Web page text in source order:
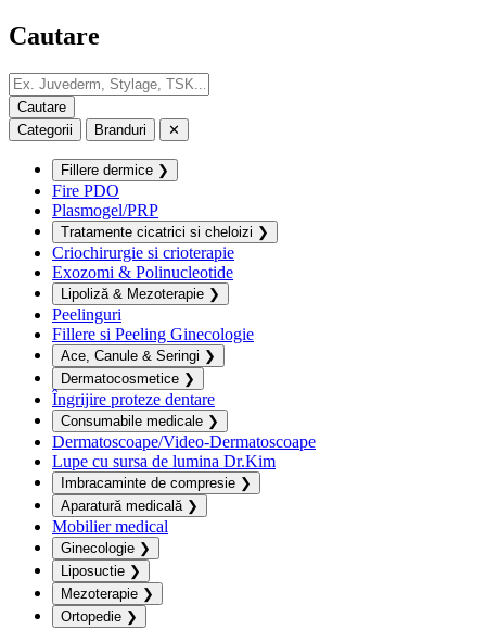
Cautare
Categorii Branduri ✕
Fillere dermice ❯
Fire PDO
Plasmogel/PRP
Tratamente cicatrici si cheloizi ❯
Criochirurgie si crioterapie
Exozomi & Polinucleotide
Lipoliză & Mezoterapie ❯
Peelinguri
Fillere si Peeling Ginecologie
Ace, Canule & Seringi ❯
Dermatocosmetice ❯
Îngrijire proteze dentare
Consumabile medicale ❯
Dermatoscoape/Video-Dermatoscoape
Lupe cu sursa de lumina Dr.Kim
Imbracaminte de compresie ❯
Aparatură medicală ❯
Mobilier medical
Ginecologie ❯
Liposuctie ❯
Mezoterapie ❯
Ortopedie ❯